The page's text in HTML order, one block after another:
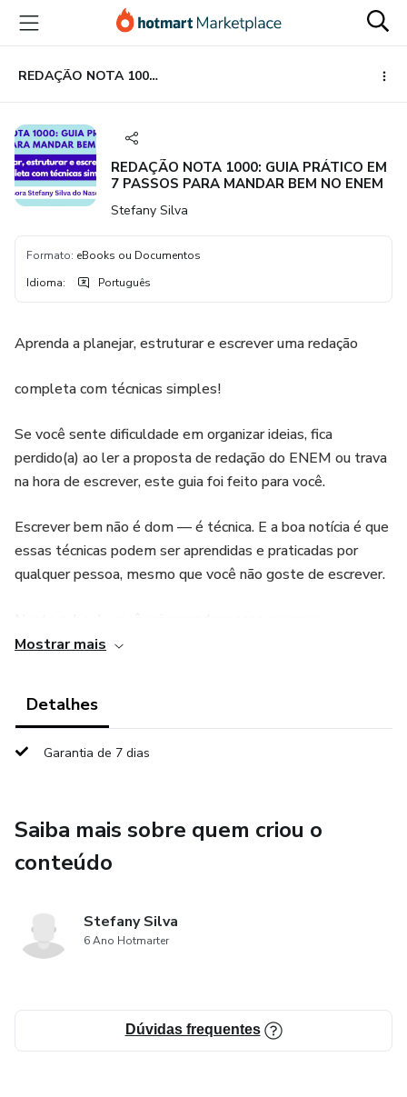
para
conteúdo
principal
para
pagamento
para
rodapé
REDAÇÃO NOTA 1000: GUIA PRÁTICO EM 7 PASSOS PARA MANDAR BEM NO ENEM
REDAÇÃO NOTA 1000: GUIA PRÁTICO EM
7 PASSOS PARA MANDAR BEM NO ENEM
Stefany Silva
Formato: eBooks ou Documentos
Idioma: Português
Aprenda a planejar, estruturar e escrever uma redação
completa com técnicas simples!
Se você sente dificuldade em organizar ideias, fica
perdido(a) ao ler a proposta de redação do ENEM ou trava
na hora de escrever, este guia foi feito para você.
Escrever bem não é dom — é técnica. E a boa notícia é que
essas técnicas podem ser aprendidas e praticadas por
qualquer pessoa, mesmo que você não goste de escrever.
• Como montar uma estrutura eficiente em pouco tempo;
• Como desenvolver argumentos consistentes e originais;
conclusão coerentes;
• E como revisar sua redação com um checklist rápido que
Não se trata de decorar modelos prontos, mas sim de
entender o que cada parte da redação precisa ter para
claras e sugestões de frases adaptáveis ao seu estilo.
Mostrar mais
Detalhes
Garantia de 7 dias
Saiba mais sobre quem criou o
conteúdo
Stefany Silva
6 Ano Hotmarter
Dúvidas frequentes